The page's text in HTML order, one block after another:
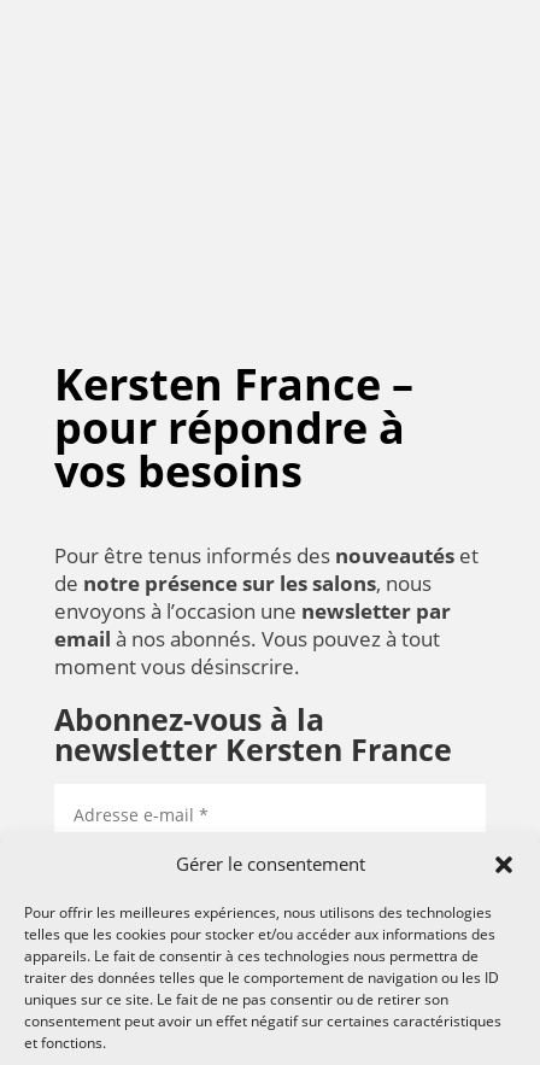
Gérer le consentement
Pour offrir les meilleures expériences, nous utilisons des technologies
telles que les cookies pour stocker et/ou accéder aux informations des
appareils. Le fait de consentir à ces technologies nous permettra de
traiter des données telles que le comportement de navigation ou les ID
uniques sur ce site. Le fait de ne pas consentir ou de retirer son
consentement peut avoir un effet négatif sur certaines caractéristiques
et fonctions.
Kersten France –
pour répondre à
vos besoins
Pour être tenus informés des nouveautéset
de notre présence sur les salons, nous
envoyons à l’occasion une newsletter par
email à nos abonnés. Vous pouvez à tout
moment vous désinscrire.
Abonnez-vous à la
newsletter Kersten France
S'ABONNER